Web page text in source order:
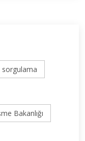
sorgulama
Bakanlığı